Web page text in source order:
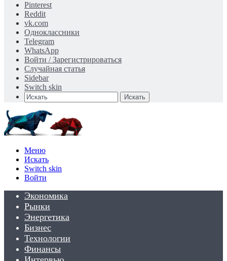
Pinterest
Reddit
vk.com
Одноклассники
Telegram
WhatsApp
Войти / Зарегистрироваться
Случайная статья
Sidebar
Switch skin
Искать
Меню
Искать
Switch skin
Войти
Экономика
Рынки
Энергетика
Бизнес
Технологии
Финансы